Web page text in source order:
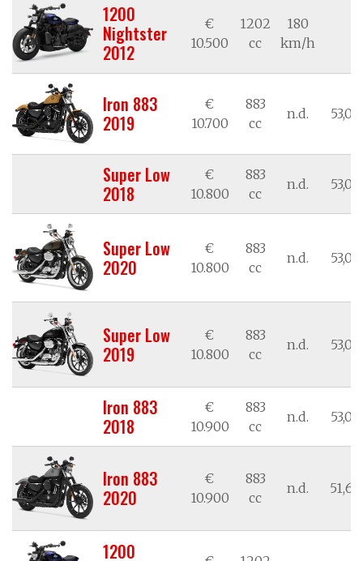
1200
Nightster
2012
€
10.500
1202
cc
180
km/h
Iron 883
2019
€
10.700
883
cc
n.d.
Super Low
2018
€
10.800
883
cc
n.d.
Super Low
2020
€
10.800
883
cc
n.d.
Super Low
2019
€
10.800
883
cc
n.d.
Iron 883
2018
€
10.900
883
cc
n.d.
Iron 883
2020
€
10.900
883
cc
n.d.
1200